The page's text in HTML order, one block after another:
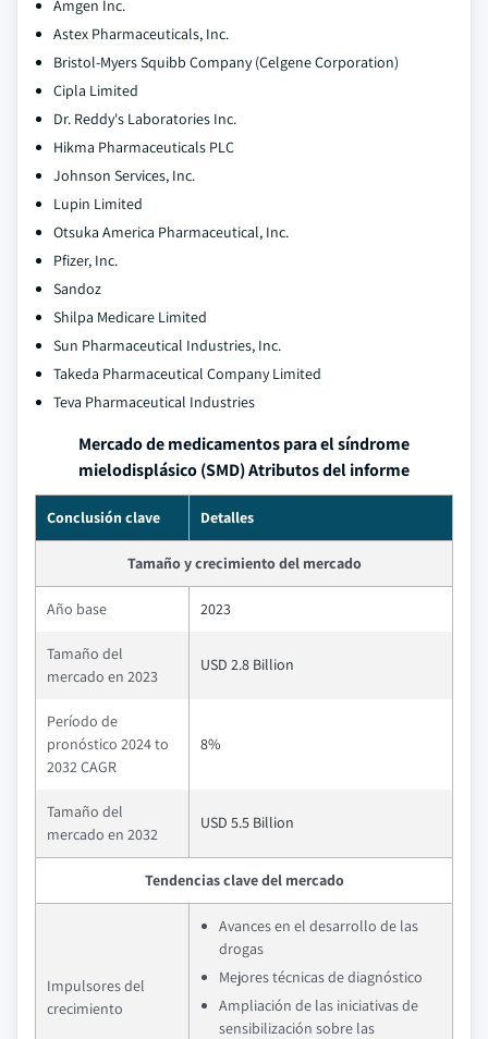
Amgen Inc.
Astex Pharmaceuticals, Inc.
Bristol-Myers Squibb Company (Celgene Corporation)
Cipla Limited
Dr. Reddy's Laboratories Inc.
Hikma Pharmaceuticals PLC
Johnson Services, Inc.
Lupin Limited
Otsuka America Pharmaceutical, Inc.
Pfizer, Inc.
Sandoz
Shilpa Medicare Limited
Sun Pharmaceutical Industries, Inc.
Takeda Pharmaceutical Company Limited
Teva Pharmaceutical Industries
Mercado de medicamentos para el síndrome
mielodisplásico (SMD) Atributos del informe
Conclusión clave Detalles
Tamaño y crecimiento del mercado
Año base 2023
Tamaño del
mercado en 2023
USD 2.8 Billion
Período de
pronóstico 2024 to
2032 CAGR
8%
Tamaño del
mercado en 2032
USD 5.5 Billion
Tendencias clave del mercado
Impulsores del
crecimiento
Avances en el desarrollo de las
drogas
Mejores técnicas de diagnóstico
Ampliación de las iniciativas de
sensibilización sobre las